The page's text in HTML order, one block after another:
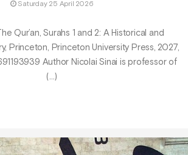
Saturday 25 April 2026
Qur’an, Surahs 1 and 2: A Historical and
Princeton, Princeton University Press, 2027,
Author Nicolai Sinai is professor of
(…)